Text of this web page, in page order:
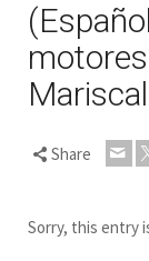
Share
Sorry, this entry